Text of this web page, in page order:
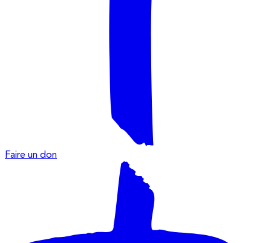
Faire un don